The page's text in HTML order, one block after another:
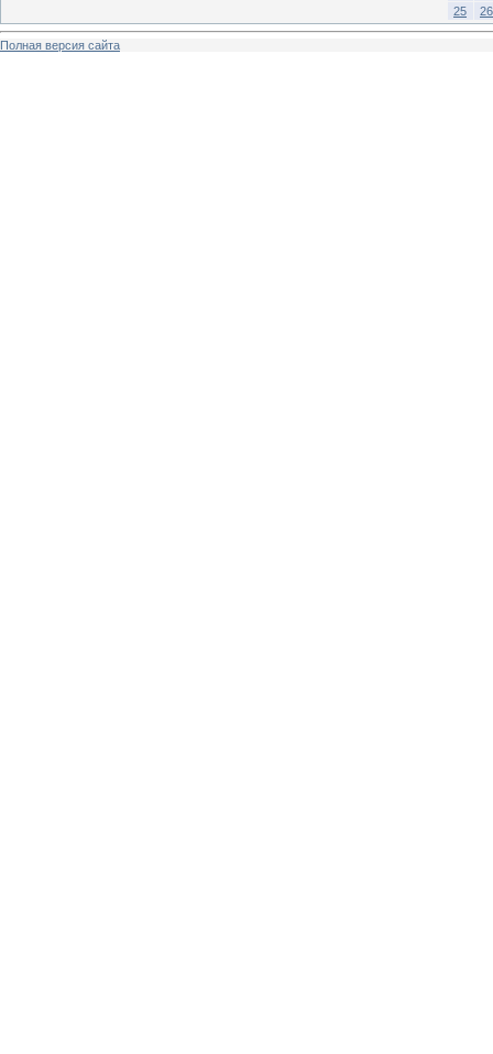
25 26
Полная версия сайта